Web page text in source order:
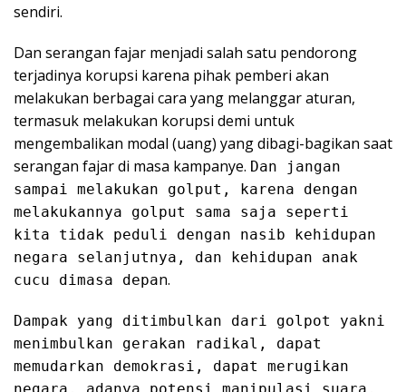
sendiri.
Dan serangan fajar menjadi salah satu pendorong
terjadinya korupsi karena pihak pemberi akan
melakukan berbagai cara yang melanggar aturan,
termasuk melakukan korupsi demi untuk
mengembalikan modal (uang) yang dibagi-bagikan saat
serangan fajar di masa kampanye. Dan jangan
sampai melakukan golput, karena dengan
melakukannya golput sama saja seperti
kita tidak peduli dengan nasib kehidupan
negara selanjutnya, dan kehidupan anak
cucu dimasa depan.
Dampak yang ditimbulkan dari golpot yakni
menimbulkan gerakan radikal, dapat
memudarkan demokrasi, dapat merugikan